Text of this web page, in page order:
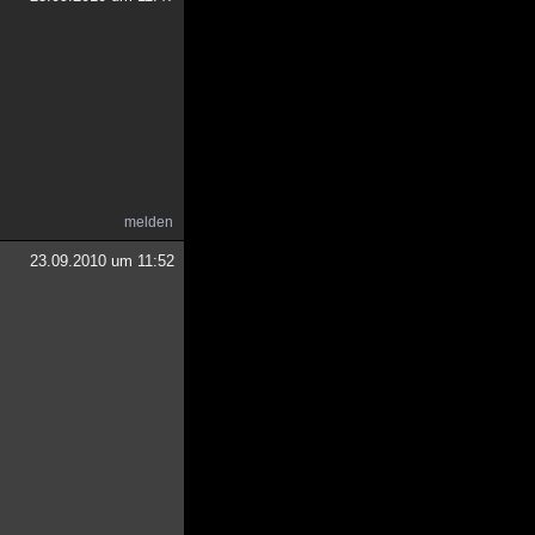
melden
23.09.2010 um 11:52